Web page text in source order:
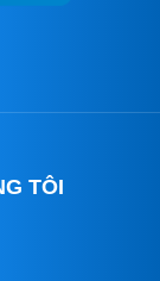
TÔI